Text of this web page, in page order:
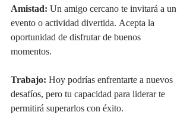
Amistad: Un amigo cercano te invitará a un
evento o actividad divertida. Acepta la
oportunidad de disfrutar de buenos
momentos.
Trabajo: Hoy podrías enfrentarte a nuevos
desafíos, pero tu capacidad para liderar te
permitirá superarlos con éxito.